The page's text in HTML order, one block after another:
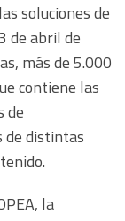
soluciones de
de abril de
más de 5.000
contiene las
de
de distintas
la